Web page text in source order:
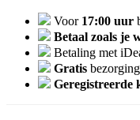
Voor 17:00 uur
Betaal zoals je
Betaling met
Gratis
Geregistreerde